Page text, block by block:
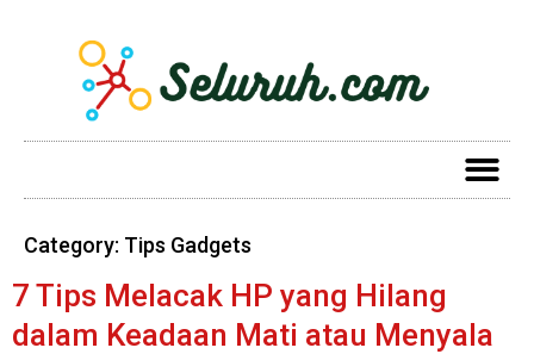
Category: Tips Gadgets
7 Tips Melacak HP yang Hilang
dalam Keadaan Mati atau Menyala